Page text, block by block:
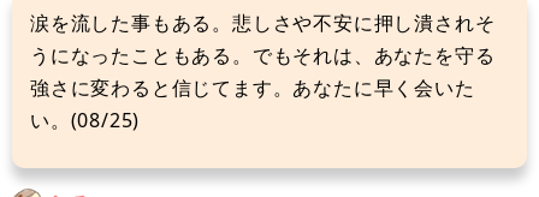
涙を流した事もある。悲しさや不安に押し潰されそ
うになったこともある。でもそれは、あなたを守る
強さに変わると信じてます。あなたに早く会いた
い。(08/25)